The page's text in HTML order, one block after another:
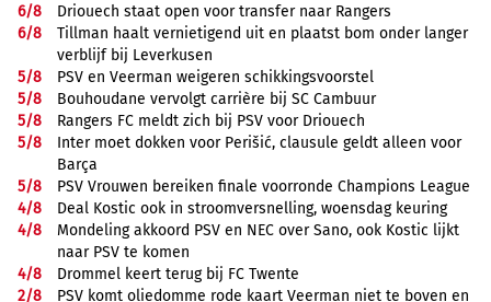
6/8
Driouech staat open voor transfer naar Rangers
6/8
Tillman haalt vernietigend uit en plaatst bom onder langer
verblijf bij Leverkusen
5/8
PSV en Veerman weigeren schikkingsvoorstel
5/8
Bouhoudane vervolgt carrière bij SC Cambuur
5/8
Rangers FC meldt zich bij PSV voor Driouech
5/8
Inter moet dokken voor Perišić, clausule geldt alleen voor
Barça
5/8
PSV Vrouwen bereiken finale voorronde Champions League
4/8
Deal Kostic ook in stroomversnelling, woensdag keuring
4/8
Mondeling akkoord PSV en NEC over Sano, ook Kostic lijkt
naar PSV te komen
4/8
Drommel keert terug bij FC Twente
2/8
PSV komt oliedomme rode kaart Veerman niet te boven en